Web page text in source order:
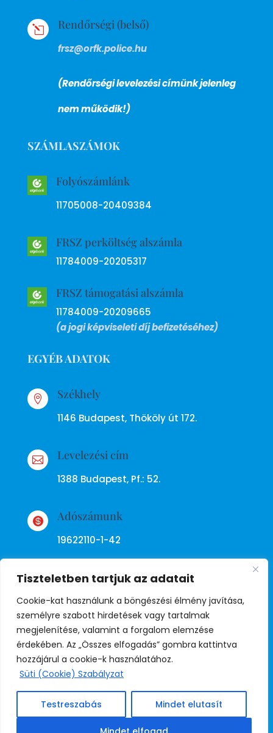
Tiszteletben tartjuk az adatait
Cookie-kat használunk a böngészési élmény javítása,
személyre szabott hirdetések vagy tartalmak
megjelenítése, valamint a forgalom elemzése
érdekében. Az „Összes elfogadás” gombra kattintva
hozzájárul a cookie-k használatához.
Süti (Cookie) Szabályzat
Testreszabás Mindet elutasít
l Rendőrségi (belső)
frsz@orfk.police.hu
(Rendőrségi levelezési címünk jelenleg
nem működik!)
SZÁMLASZÁMOK
Folyószámlánk
11705008-20409384
FRSZ perköltség alszámla
11784009-20205317
FRSZ támogatási alszámla
11784009-20209665
(a jogi képviseleti díj befizetéséhez)
EGYÉB ADATOK
 Székhely
1146 Budapest, Thököly út 172.
 Levelezési cím
1388 Budapest, Pf.: 52.
 Adószámunk
19622110-1-42
Adatkezelési tájékoztató
© Copyright Független Rendőr
Szakszervezet